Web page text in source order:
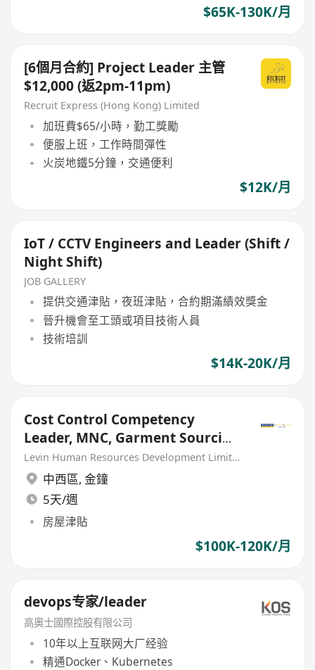
$65K-130K/月
[6個月合約] Project Leader 主管
$12,000 (返2pm-11pm)
Recruit Express (Hong Kong) Limited
加班費$65/小時，勤工獎勵
便服上班，工作時間彈性
火炭地鐵5分鐘，交通便利
$12K/月
IoT / CCTV Engineers and Leader (Shift /
Night Shift)
JOB GALLERY
提供交通津貼，夜班津貼，合約期滿績效獎金
晉升機會至工頭或項目技術人員
技術培訓
$14K-20K/月
Cost Control Competency
Leader, MNC, Garment Sourcing
Office
Levin Human Resources Development Limited
中西區, 金鐘
5天/週
房屋津貼
$100K-120K/月
devops专家/leader
高奧士國際控股有限公司
10年以上互联网大厂经验
精通Docker、Kubernetes